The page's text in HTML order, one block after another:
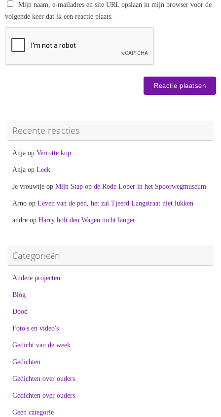
Mijn naam, e-mailadres en site URL opslaan in mijn browser voor de
volgende keer dat ik een reactie plaats.
Recente reacties
Anja op Verrotte kop
Anja op Leek
Je vrouwtje op Mijn Stap op de Rode Loper in het Spoorwegmuseum
Arno op Leven van de pen, het zal Tjeerd Langstraat niet lukken
andre op Harry holt den Wagen nicht länger
Categorieën
Andere projecten
Blog
Dood
Foto's en video's
Gedicht van de week
Gedichten
Gedichten over ouders
Gedichten over ouders
Geen categorie